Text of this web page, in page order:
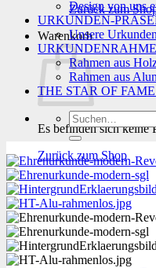
Zurück zum
Warenkorb
Es befinden sich keine
Zurück zum Shop
Design von uns
URKUNDEN-
Unsere
Rahmen aus
Rahmen aus
THE STAR OF
Suchen
nach: